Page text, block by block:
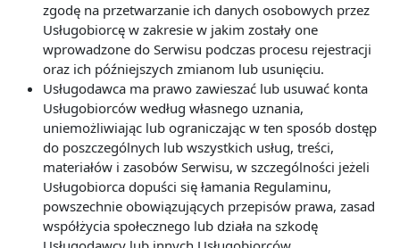
zgodę na przetwarzanie ich danych osobowych przez
Usługobiorcę w zakresie w jakim zostały one
wprowadzone do Serwisu podczas procesu rejestracji
oraz ich późniejszych zmianom lub usunięciu.
Usługodawca ma prawo zawieszać lub usuwać konta
Usługobiorców według własnego uznania,
uniemożliwiając lub ograniczając w ten sposób dostęp
do poszczególnych lub wszystkich usług, treści,
materiałów i zasobów Serwisu, w szczególności jeżeli
Usługobiorca dopuści się łamania Regulaminu,
powszechnie obowiązujących przepisów prawa, zasad
współżycia społecznego lub działa na szkodę